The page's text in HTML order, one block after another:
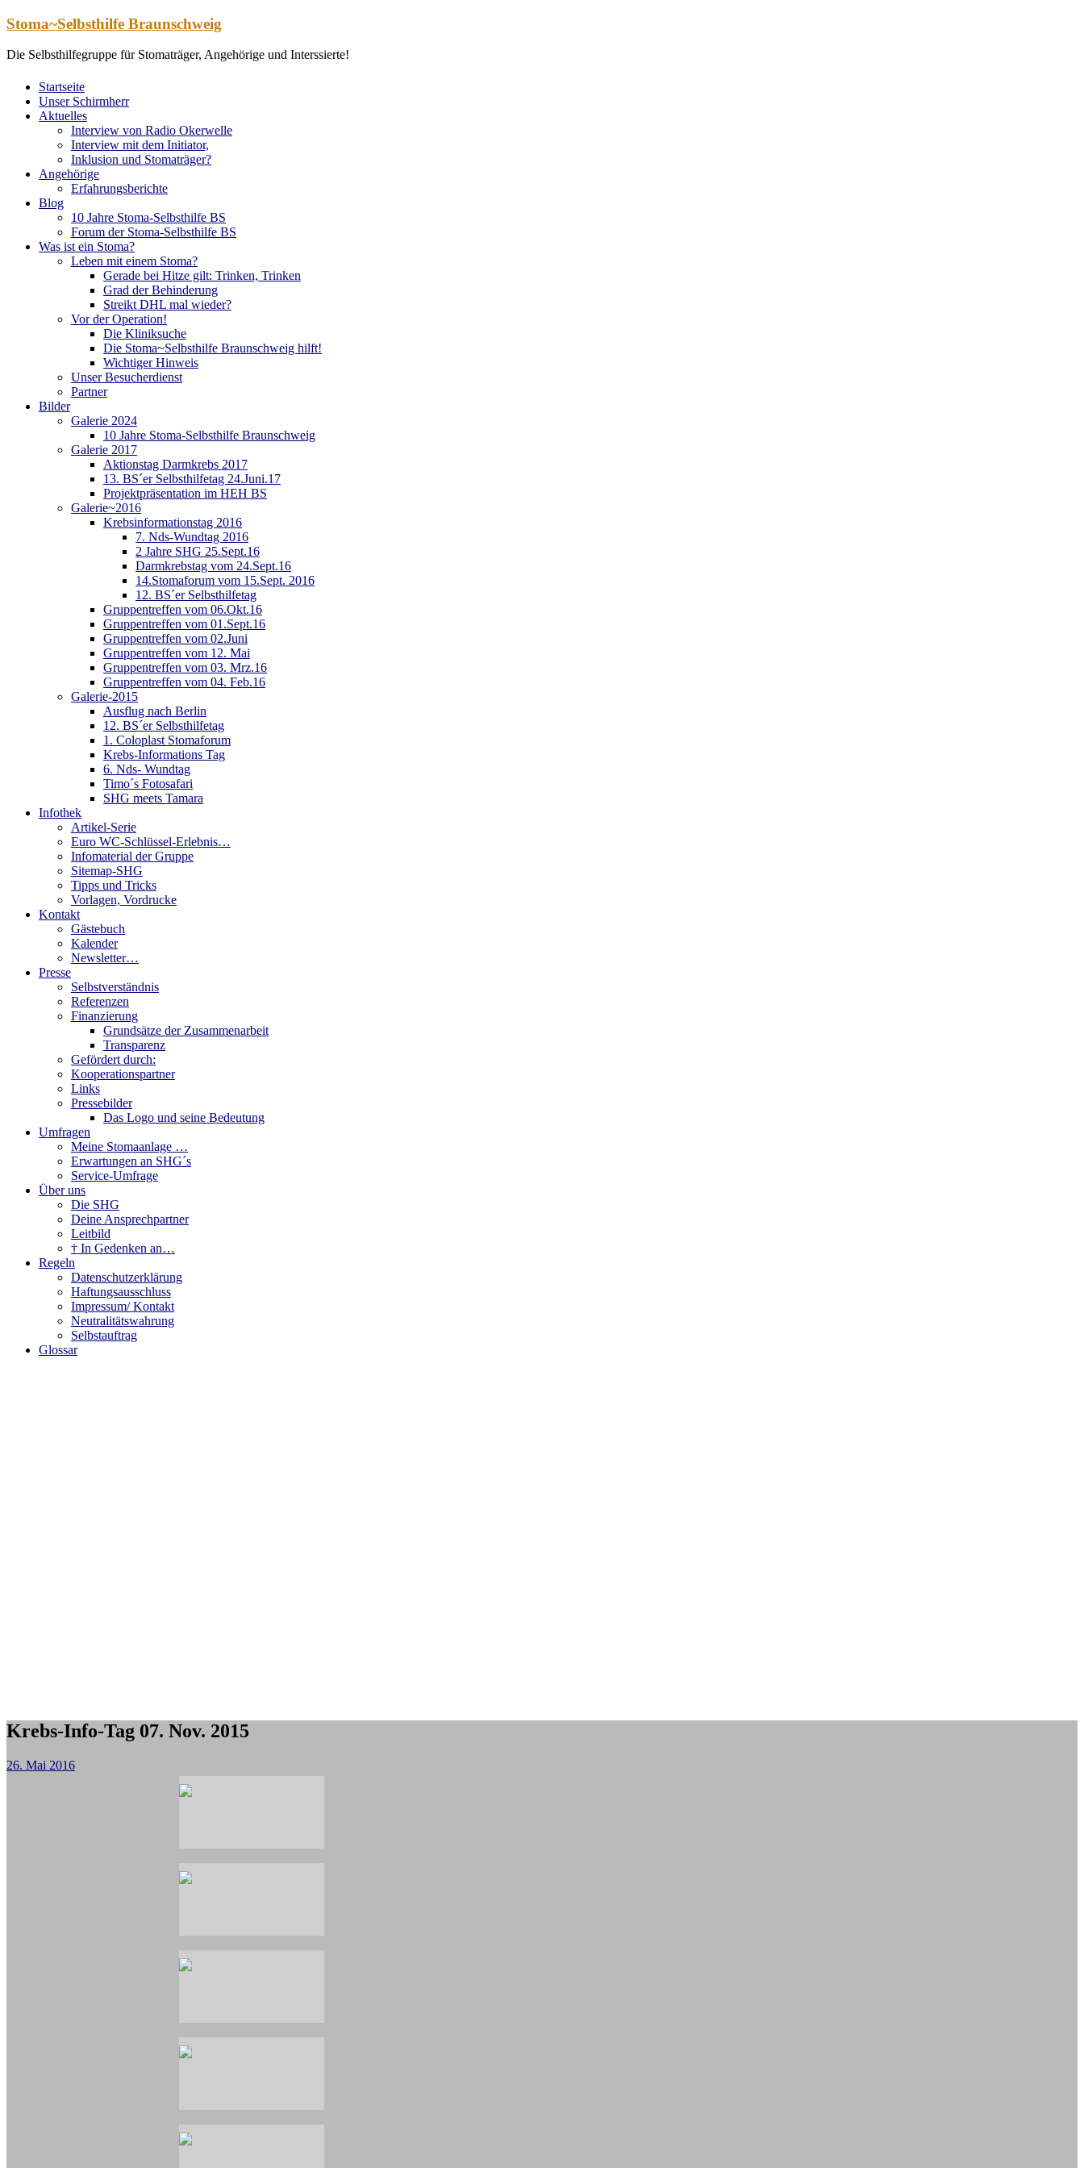
Zum
springen
Stoma~Selbsthilfe Braunschweig
Die Selbsthilfegruppe für Stomaträger, Angehörige und Interssierte!
Startseite
Unser Schirmherr
Aktuelles
Interview von Radio Okerwelle
Interview mit dem Initiator,
Inklusion und Stomaträger?
Angehörige
Erfahrungsberichte
Blog
10 Jahre Stoma-Selbsthilfe BS
Forum der Stoma-Selbsthilfe BS
Was ist ein Stoma?
Leben mit einem Stoma?
Gerade bei Hitze gilt: Trinken, Trinken
Grad der Behinderung
Streikt DHL mal wieder?
Vor der Operation!
Die Kliniksuche
Die Stoma~Selbsthilfe Braunschweig hilft!
Wichtiger Hinweis
Unser Besucherdienst
Partner
Bilder
Galerie 2024
10 Jahre Stoma-Selbsthilfe Braunschweig
Galerie 2017
Aktionstag Darmkrebs 2017
13. BS´er Selbsthilfetag 24.Juni.17
Projektpräsentation im HEH BS
Galerie~2016
Krebsinformationstag 2016
7. Nds-Wundtag 2016
2 Jahre SHG 25.Sept.16
Darmkrebstag vom 24.Sept.16
14.Stomaforum vom 15.Sept. 2016
12. BS´er Selbsthilfetag
Gruppentreffen vom 06.Okt.16
Gruppentreffen vom 01.Sept.16
Gruppentreffen vom 02.Juni
Gruppentreffen vom 12. Mai
Gruppentreffen vom 03. Mrz.16
Gruppentreffen vom 04. Feb.16
Galerie-2015
Ausflug nach Berlin
12. BS´er Selbsthilfetag
1. Coloplast Stomaforum
Krebs-Informations Tag
6. Nds- Wundtag
Timo´s Fotosafari
SHG meets Tamara
Infothek
Artikel-Serie
Euro WC-Schlüssel-Erlebnis…
Infomaterial der Gruppe
Sitemap-SHG
Tipps und Tricks
Vorlagen, Vordrucke
Kontakt
Gästebuch
Kalender
Newsletter…
Presse
Selbstverständnis
Referenzen
Finanzierung
Grundsätze der Zusammenarbeit
Transparenz
Gefördert durch:
Kooperationspartner
Links
Pressebilder
Das Logo und seine Bedeutung
Umfragen
Meine Stomaanlage …
Erwartungen an SHG´s
Service-Umfrage
Über uns
Die SHG
Deine Ansprechpartner
Leitbild
† In Gedenken an…
Regeln
Datenschutzerklärung
Haftungsausschluss
Impressum/ Kontakt
Neutralitätswahrung
Selbstauftrag
Glossar
Krebs-Info-Tag 07. Nov. 2015
26. Mai 2016